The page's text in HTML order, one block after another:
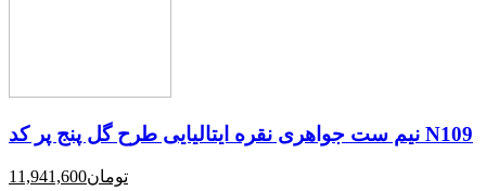
نیم ست جواهری نقره ایتالیایی طرح گل پنج پر کد N109
11,941,600تومان